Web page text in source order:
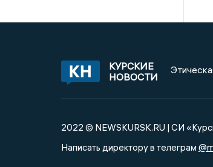
КУРСКИЕ
НОВОСТИ
2022 © NEWSKURSK.RU | СИ
Написать директору в телеграм